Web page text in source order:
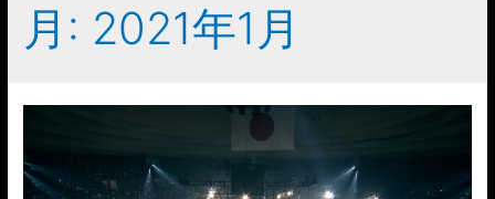
月: 2021年1月